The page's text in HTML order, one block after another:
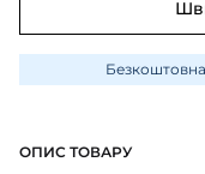
ОПИС ТОВАРУ
ПЕЛЮШКА-
З ШАПОЧКОЮ
СУКНІ
ХУДІ ЛОНГСЛІВИ
СВІТШОТИ